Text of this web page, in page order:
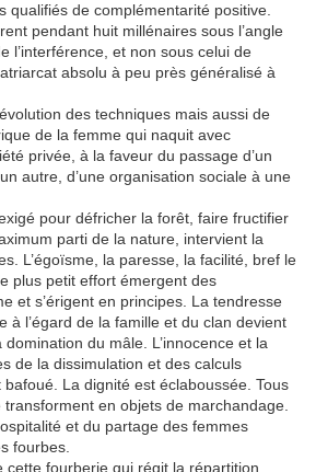
qualifiés de complémentarité positive.
pendant huit millénaires sous l’angle
l’interférence, et non sous celui de
absolu à peu près généralisé à
des techniques mais aussi de
de la femme qui naquit avec
privée, à la faveur du passage d’un
autre, d’une organisation sociale à une
pour défricher la forêt, faire fructifier
parti de la nature, intervient la
L’égoïsme, la paresse, la facilité, bref le
plus petit effort émergent des
et s’érigent en principes. La tendresse
à l’égard de la famille et du clan devient
du mâle. L’innocence et la
de la dissimulation et des calculs
bafoué. La dignité est éclaboussée. Tous
en objets de marchandage.
et du partage des femmes
fourbes.
cette fourberie qui régit la répartition